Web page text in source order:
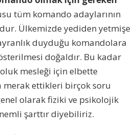
tüm komando adaylarının
Ülkemizde yediden yetmişe
duyduğu komandolara
doğaldır. Bu kadar
mesleği için elbette
merak ettikleri birçok soru
olarak fiziki ve psikolojik
şarttır diyebiliriz.